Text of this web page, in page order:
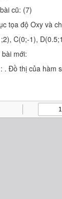
cũ: (7)
tọa độ Oxy và
C(0;-1),
mới:
. Đồ thị của hàm